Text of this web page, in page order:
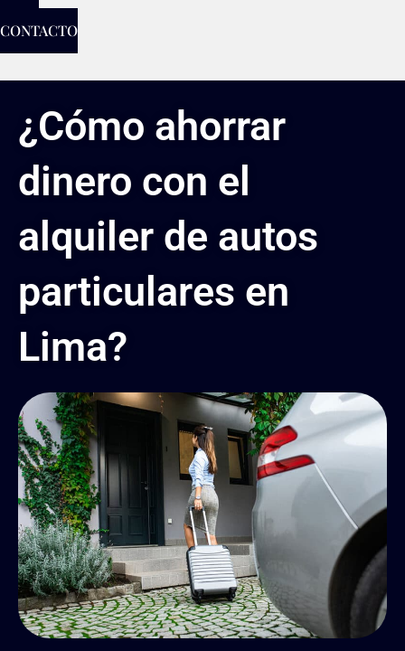
CONTACTO
¿Cómo ahorrar
dinero con el
alquiler de autos
particulares en
Lima?